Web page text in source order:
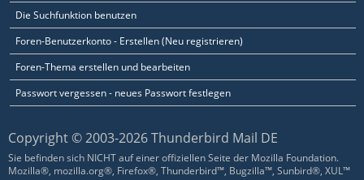
Die Suchfunktion benutzen
Foren-Benutzerkonto - Erstellen (Neu registrieren)
Foren-Thema erstellen und bearbeiten
Passwort vergessen - neues Passwort festlegen
Copyright © 2003-2026 Thunderbird Mail DE
Sie befinden sich NICHT auf einer offiziellen Seite der Mozilla Foundation.
Mozilla®, mozilla.org®, Firefox®, Thunderbird™, Bugzilla™, Sunbird®, XUL™